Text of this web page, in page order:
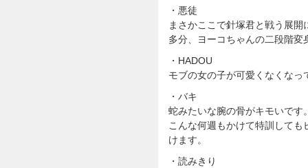
・悪徒
まさかここで針塚君と戦う展
多分、ヨーコちゃんの二段階
・HADOU
モブの女の子が可愛くなくなっ
・バキ
蛇みたいな腕の骨がキモいです
こんな何週もかけて特訓して
けます。
・読みきり